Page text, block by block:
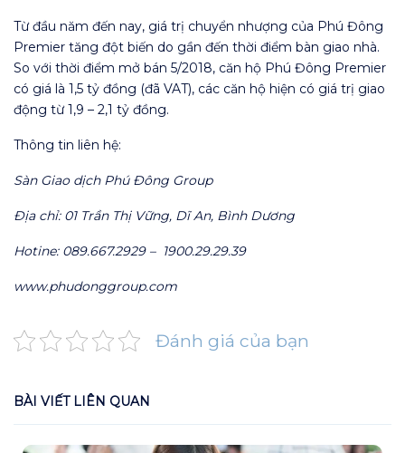
Từ đầu năm đến nay, giá trị chuyển nhượng của Phú Đông
Premier tăng đột biến do gần đến thời điểm bàn giao nhà.
So với thời điểm mở bán 5/2018, căn hộ Phú Đông Premier
có giá là 1,5 tỷ đồng (đã VAT), các căn hộ hiện có giá trị giao
động từ 1,9 – 2,1 tỷ đồng.
Thông tin liên hệ:
Sàn Giao dịch Phú Đông Group
Địa chỉ: 01 Trần Thị Vững, Dĩ An, Bình Dương
Hotine: 089.667.2929 – 1900.29.29.39
www.phudonggroup.com
Đánh giá của bạn
BÀI VIẾT LIÊN QUAN